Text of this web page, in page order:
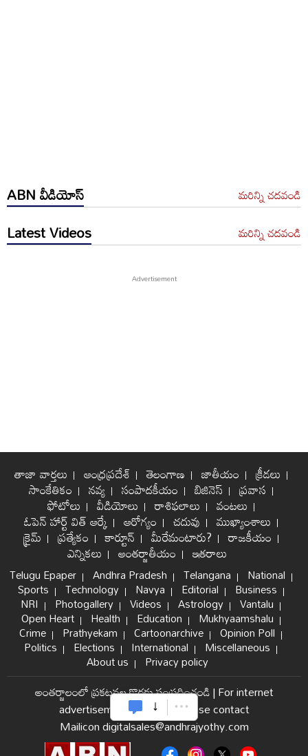
ABN వీడియోస్ మరిన్ని చదవండి
Latest Videos మరిన్ని చదవండి
తాజా వార్తలు ఆంధ్రప్రదేశ్ తెలంగాణ జాతీయం క్రీడలు
సాంకేతికం నవ్య సంపాదకీయం బిజినెస్ ప్రవాస
ఫోటోలు వీడియోలు రాశిఫలాలు వంటలు
ఓపెన్ హార్ట్ విత్ ఆర్కే ఆరోగ్యం చదువు ముఖ్యాంశాలు
క్రైమ్ ప్రత్యేకం కార్టూన్ మీరేమంటారు? రాజకీయం
ఎన్నికలు అంతర్జాతీయం ఇతరాలు
Telugu Epaper Andhra Pradesh Telangana National
Sports Technology Navya Editorial Business
NRI Photogallery Videos Astrology Vantalu
Open Heart Health Education Mukhyaamshalu
Crime Prathyekam Cartoonarchive Opinion Poll
Politics Elections International Miscellaneous
About us Privacy policy
అంతర్జాలంలో ప్రకటనల కొరకు సంప్రదించండి|For internet
advertisement and sales please contact
Mailicon digitalsales@andhrajyothy.com